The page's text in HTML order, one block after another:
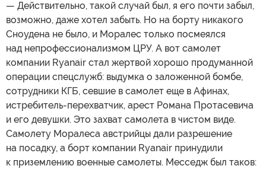
— Действительно, такой случай был, я его почти забыл,
возможно, даже хотел забыть. Но на борту никакого
Сноудена не было, и Моралес только посмеялся
над непрофессионализмом ЦРУ. А вот самолет
компании Ryanair стал жертвой хорошо продуманной
операции спецслужб: выдумка о заложенной бомбе,
сотрудники КГБ, севшие в самолет еще в Афинах,
истребитель-перехватчик, арест Романа Протасевича
и его девушки. Это захват самолета в чистом виде.
Самолету Моралеса австрийцы дали разрешение
на посадку, а борт компании Ryanair принудили
к приземлению военные самолеты. Месседж был таков: